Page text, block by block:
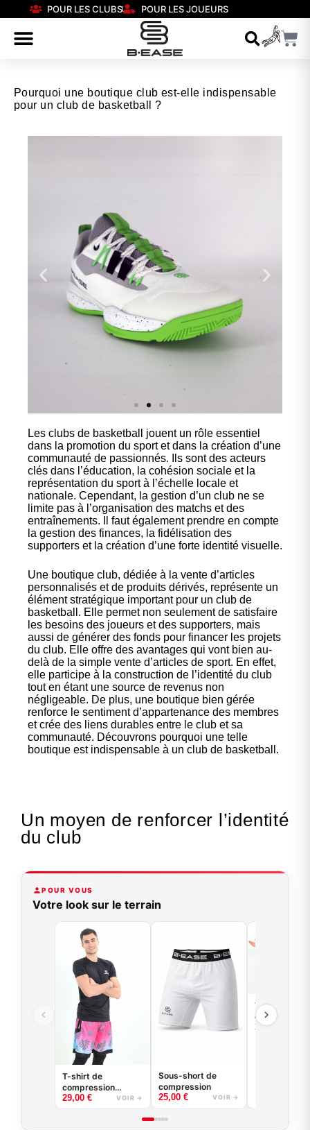
POUR LES CLUBS POUR LES JOUEURS
Pourquoi une boutique club est-elle indispensable
pour un club de basketball ?
Nos
chaussures
Confort et performance à
prix accessible.
Cliquez ici
Les clubs de basketball jouent un rôle essentiel
dans la promotion du sport et dans la création d’une
communauté de passionnés. Ils sont des acteurs
clés dans l’éducation, la cohésion sociale et la
représentation du sport à l’échelle locale et
nationale. Cependant, la gestion d’un club ne se
limite pas à l’organisation des matchs et des
entraînements. Il faut également prendre en compte
la gestion des finances, la fidélisation des
supporters et la création d’une forte identité visuelle.
Une boutique club, dédiée à la vente d’articles
personnalisés et de produits dérivés, représente un
élément stratégique important pour un club de
basketball. Elle permet non seulement de satisfaire
les besoins des joueurs et des supporters, mais
aussi de générer des fonds pour financer les projets
du club. Elle offre des avantages qui vont bien au-
delà de la simple vente d’articles de sport. En effet,
elle participe à la construction de l’identité du club
tout en étant une source de revenus non
négligeable. De plus, une boutique bien gérée
renforce le sentiment d’appartenance des membres
et crée des liens durables entre le club et sa
communauté. Découvrons pourquoi une telle
boutique est indispensable à un club de basketball.
Un moyen de renforcer l’identité
du club
POUR VOUS
Votre look sur le terrain
T-shirt de
compression
basketball - Good
29,00 € VOIR →
Sous-short de
compression
25,00 € VOIR →
T-shirt
compression
manches
35,00